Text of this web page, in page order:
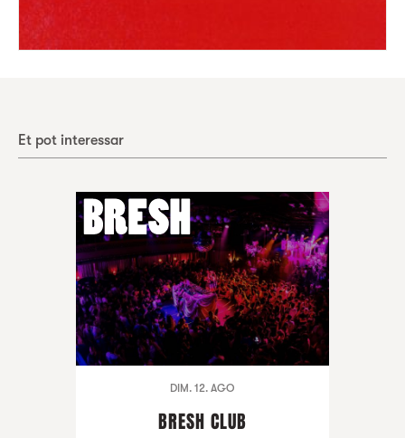
Et pot interessar
DIM. 12. AGO
BRESH CLUB